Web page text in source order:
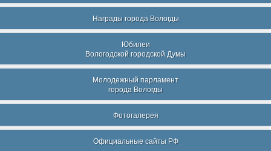
Награды города Вологды
Юбилеи
Вологодской городской Думы
Молодежный парламент
города Вологды
Фотогалерея
Официальные сайты РФ